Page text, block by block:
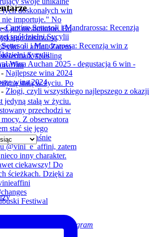
stałą w życiu. Po
Festiwal
-Cantine Settesoli i Mandrarossa: Recenzja
spółdzielni Sycylii
i Mandrarossa: Recenzja win z
Sycylii
Wina Auchan 2025 - degustacja 6 win -
- Najlepsze wina 2024
wina 2024
- Złogi, czyli wszystkiego najlepszego z okazji
Instagram